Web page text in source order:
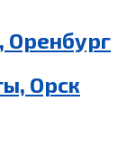
Оренбург
Орск